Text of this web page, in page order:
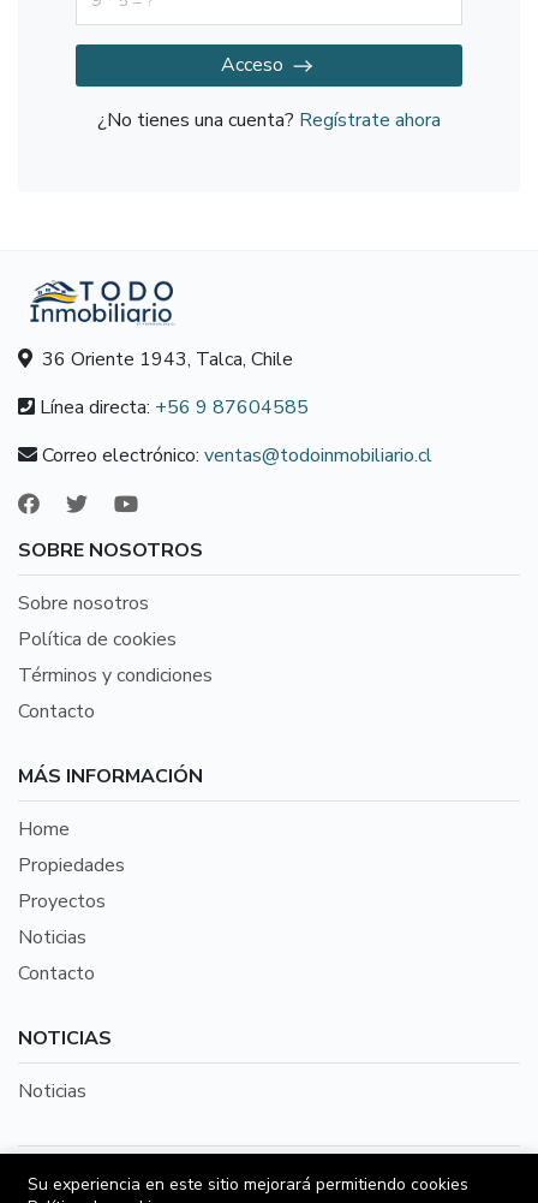
Acceso
¿No tienes una cuenta? Regístrate ahora
36 Oriente 1943, Talca, Chile
Línea directa: +56 9 87604585
Correo electrónico: ventas@todoinmobiliario.cl
SOBRE NOSOTROS
Sobre nosotros
Política de cookies
Términos y condiciones
Contacto
MÁS INFORMACIÓN
Home
Propiedades
Proyectos
Noticias
Contacto
NOTICIAS
Noticias
©2026 Todo Inmobiliario es una aplicación
Su experiencia en este sitio mejorará permitiendo cookies